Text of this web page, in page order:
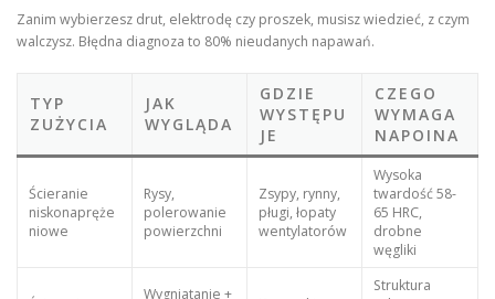
Zanim wybierzesz drut, elektrodę czy proszek, musisz wiedzieć, z czym
walczysz. Błędna diagnoza to 80% nieudanych napawań.
TYP
ZUŻYCIA
JAK
WYGLĄDA
GDZIE
WYSTĘPU
JE
CZEGO
WYMAGA
NAPOINA
Ścieranie
niskonapręże
niowe
Rysy,
polerowanie
powierzchni
Zsypy, rynny,
pługi, łopaty
wentylatorów
Wysoka
twardość 58-
65 HRC,
drobne
węgliki
Wygniatanie +
Struktura